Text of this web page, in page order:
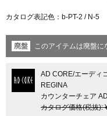
カタログ表記色：b-PT-2 / N-5
廃盤 このアイテムは廃盤に
AD CORE/エーディ
REGINA
カウンターチェア
カタログ価格(税抜):